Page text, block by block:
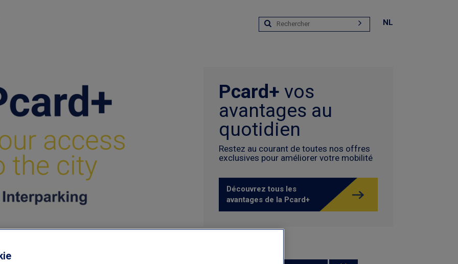
NL
Pcard+ vos
avantages au
quotidien
Restez au courant de toutes nos offres
exclusives pour améliorer votre mobilité
Découvrez tous les
avantages de la Pcard+